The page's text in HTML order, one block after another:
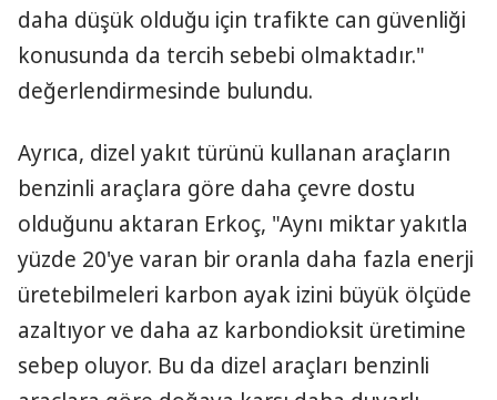
daha düşük olduğu için trafikte can güvenliği
konusunda da tercih sebebi olmaktadır."
değerlendirmesinde bulundu.
Ayrıca, dizel yakıt türünü kullanan araçların
benzinli araçlara göre daha çevre dostu
olduğunu aktaran Erkoç, "Aynı miktar yakıtla
yüzde 20'ye varan bir oranla daha fazla enerji
üretebilmeleri karbon ayak izini büyük ölçüde
azaltıyor ve daha az karbondioksit üretimine
sebep oluyor. Bu da dizel araçları benzinli